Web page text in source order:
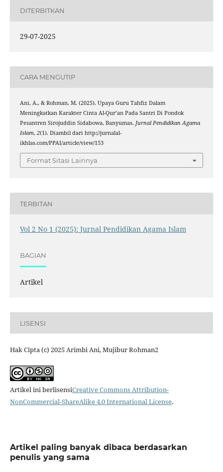
DITERBITKAN
29-07-2025
CARA MENGUTIP
Ani, A., & Rohman, M. (2025). Upaya Guru Tahfiz Dalam
Meningkatkan Karakter Cinta Al-Qur’an Pada Santri Di Pondok
Pesantren Sirojuddin Sidabowa, Banyumas. Jurnal Pendidikan Agama
Islam, 2(1). Diambil dari http://jurnalal-
ikhlas.com/PPAI/article/view/153
Format Sitasi Lainnya
TERBITAN
Vol 2 No 1 (2025): Jurnal Pendidikan Agama Islam
BAGIAN
Artikel
LISENSI
Hak Cipta (c) 2025 Arimbi Ani, Mujibur Rohman2
Artikel ini berlisensiCreative Commons Attribution-
NonCommercial-ShareAlike 4.0 International License.
Artikel paling banyak dibaca berdasarkan
penulis yang sama